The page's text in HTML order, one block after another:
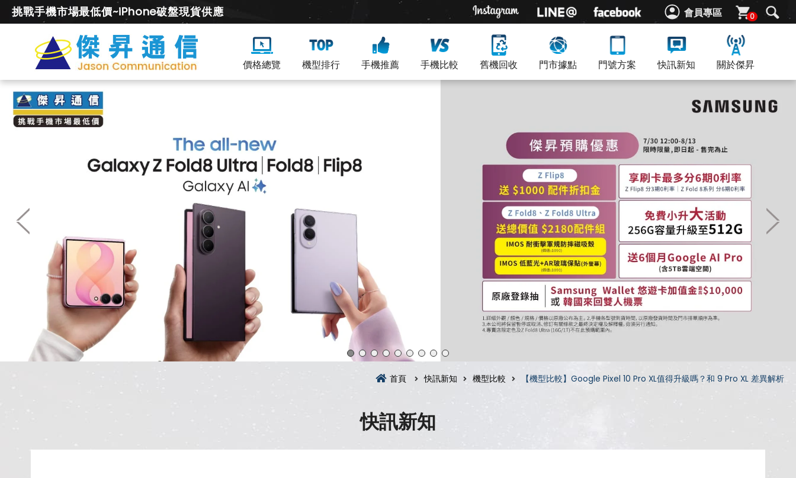
會員專區 0
挑戰手機市場最低價~iPhone破盤現貨供應
價格總覽 機型排行 手機推薦 手機比較 舊機回收 門市據點 門號方案 快訊新知 關於傑昇
首頁 快訊新知 機型比較 【機型比較】Google Pixel 10 Pro XL值得升級嗎？和 9 Pro XL 差異解析
快訊新知